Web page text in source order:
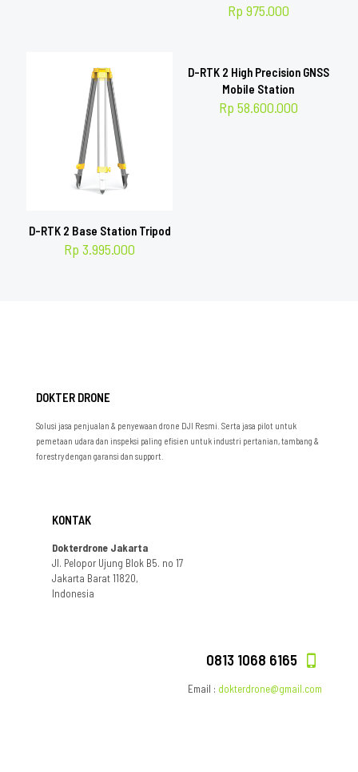
Rp 975.000
D-RTK 2 Base Station Tripod
Rp 3.995.000
D-RTK 2 High Precision GNSS
Mobile Station
Rp 58.600.000
DOKTER DRONE
Solusi jasa penjualan & penyewaan drone DJI Resmi. Serta jasa pilot untuk
pemetaan udara dan inspeksi paling efisien untuk industri pertanian, tambang &
forestry dengan garansi dan support.
KONTAK
Dokterdrone Jakarta
Jl. Pelopor Ujung Blok B5. no 17
Jakarta Barat 11820,
Indonesia
0813 1068 6165
Email : dokterdrone@gmail.com